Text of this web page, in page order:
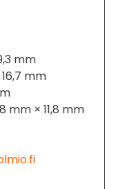
mm
mm
mm × 11,8 mm